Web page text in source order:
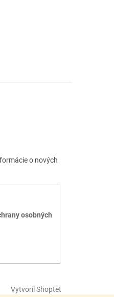
o nových
osobných
Vytvoril Shoptet